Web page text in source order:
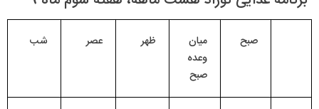
صبح
میان
وعده
صبح
ظهر عصر شب